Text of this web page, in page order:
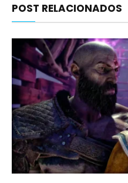
POST RELACIONADOS